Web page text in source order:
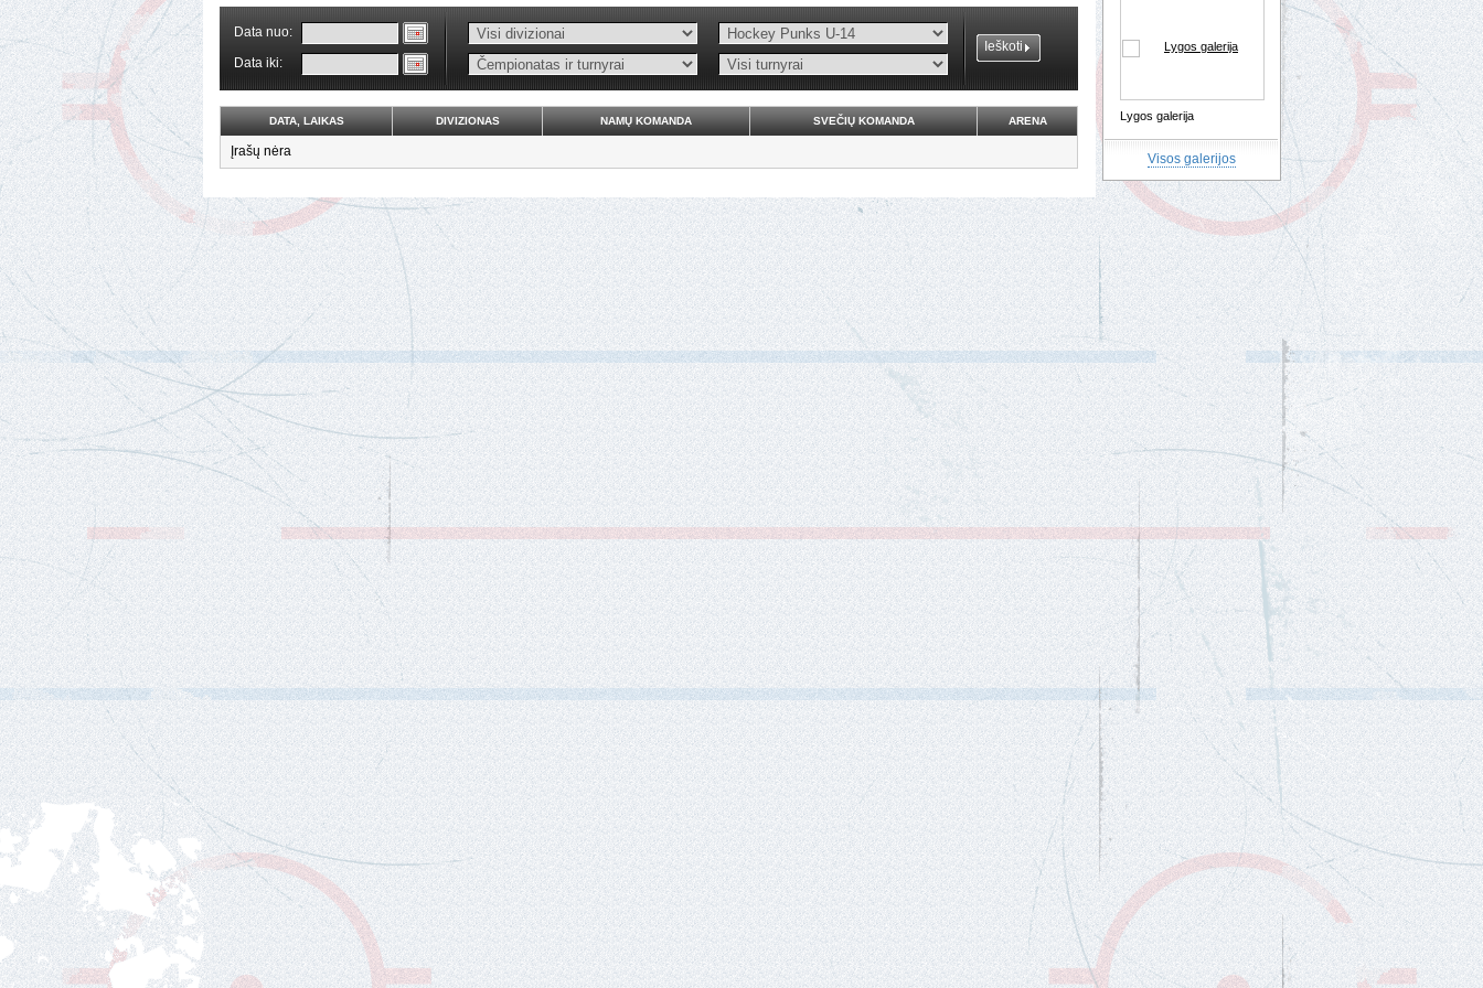
Data nuo:
Data iki:
DATA, LAIKAS DIVIZIONAS NAMŲ KOMANDA SVEČIŲ KOMANDA ARENA
Įrašų nėra
Lygos galerija
Visos galerijos